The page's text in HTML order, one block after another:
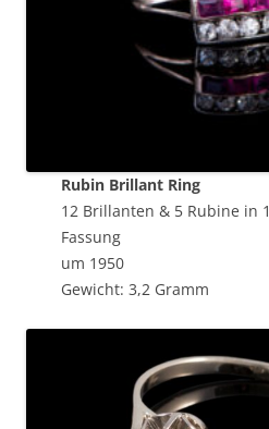
Rubin Brillant Ring
12 Brillanten & 5 Rubine in
Fassung
um 1950
Gewicht: 3,2 Gramm